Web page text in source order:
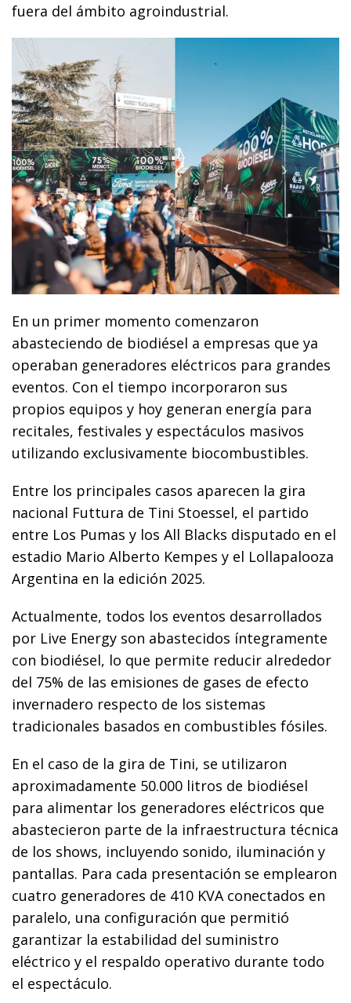
fuera del ámbito agroindustrial.
En un primer momento comenzaron
abasteciendo de biodiésel a empresas que ya
operaban generadores eléctricos para grandes
eventos. Con el tiempo incorporaron sus
propios equipos y hoy generan energía para
recitales, festivales y espectáculos masivos
utilizando exclusivamente biocombustibles.
Entre los principales casos aparecen la gira
nacional Futtura de Tini Stoessel, el partido
entre Los Pumas y los All Blacks disputado en el
estadio Mario Alberto Kempes y el Lollapalooza
Argentina en la edición 2025.
Actualmente, todos los eventos desarrollados
por Live Energy son abastecidos íntegramente
con biodiésel, lo que permite reducir alrededor
del 75% de las emisiones de gases de efecto
invernadero respecto de los sistemas
tradicionales basados en combustibles fósiles.
En el caso de la gira de Tini, se utilizaron
aproximadamente 50.000 litros de biodiésel
para alimentar los generadores eléctricos que
abastecieron parte de la infraestructura técnica
de los shows, incluyendo sonido, iluminación y
pantallas. Para cada presentación se emplearon
cuatro generadores de 410 KVA conectados en
paralelo, una configuración que permitió
garantizar la estabilidad del suministro
eléctrico y el respaldo operativo durante todo
el espectáculo.